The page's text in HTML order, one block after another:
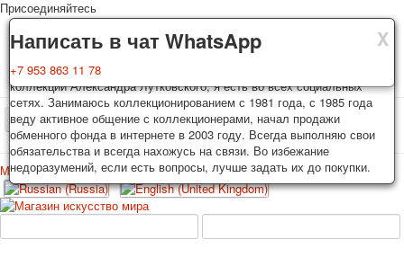
X
Доставка
Колоды, почтовые открытки тщательно упаковываются и
отправляются в течении 3-4 рабочих дней после оплаты.
Исключение: репринт под заказ, такие колоды карт отправляются в
течении 7-8 рабочих дней. Отправка осуществляется почтой России
с треком отслеживания. Цена пересылки зависит от веса и тарифов
почты на момент покупки. По желанию покупателя возможна
отправка СДЕК или другими транспортными компаниями.
X
Гарантия
Вы покупаете колоды игральных карт, почтовые открытки из частной
коллекции Александра Лутковского, я есть во всех социальных
сетях. Занимаюсь коллекционированием с 1981 года, с 1985 года
веду активное общение с коллекционерами, начал продажи
обменного фонда в интернете в 2003 году. Всегда выполняю свои
обязательства и всегда нахожусь на связи. Во избежание
недоразумений, если есть вопросы, лучше задать их до покупки.
X
Написать в чат WhatsApp
+7 953 863 11 78
Присоединяйтесь
TPL_PROTOSTAR_TOGGLE_MENU
Главная Игральные карты Открытки
Меню
Главная
Игральные карты
Эротические рисунки
Войти